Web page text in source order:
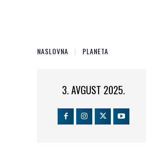
NASLOVNA PLANETA
3. AVGUST 2025.